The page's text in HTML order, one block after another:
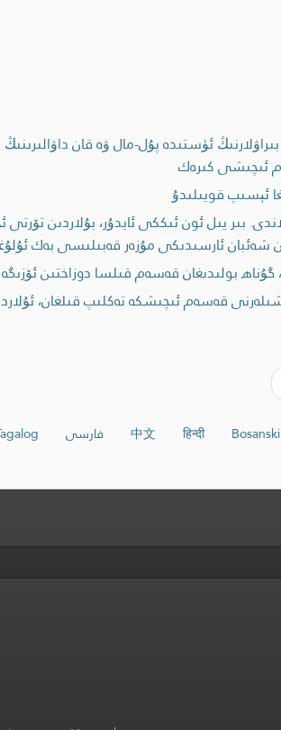
ئۈستىدە پۇل-مال ۋە قان داۋالىرىنىڭ
ئىچىشى كىرەك
ئېسىپ قويىلىدۇ
بىر يىل ئون ئىككى ئايدۇر، بۇلاردىن
شەئبان ئارسىدىكى مۇزەر قەبىلىسى بەك
بولىدىغان قەسەم قىلسا دوزاختىن ئۆزىگە
قەسەم ئىچىشكە تەكلىپ قىلغان،
Bosanski
हिन्दी
中文 فارسی